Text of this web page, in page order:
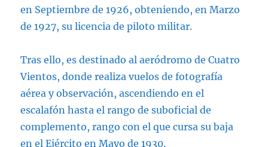
en Septiembre de 1926, obteniendo, en Marzo
de 1927, su licencia de piloto militar.
Tras ello, es destinado al aeródromo de Cuatro
Vientos, donde realiza vuelos de fotografía
aérea y observación, ascendiendo en el
escalafón hasta el rango de suboficial de
complemento, rango con el que cursa su baja
en el Ejército en Mayo de 1930.